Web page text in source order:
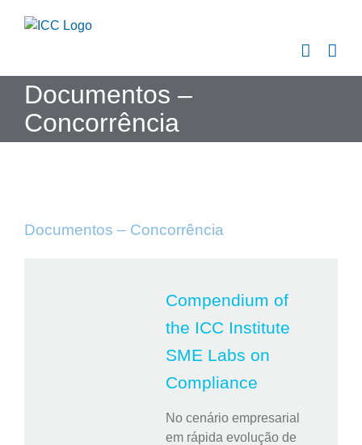
Documentos –
Concorrência
Documentos – Concorrência
Compendium of
the ICC Institute
SME Labs on
Compliance
No cenário empresarial
em rápida evolução de